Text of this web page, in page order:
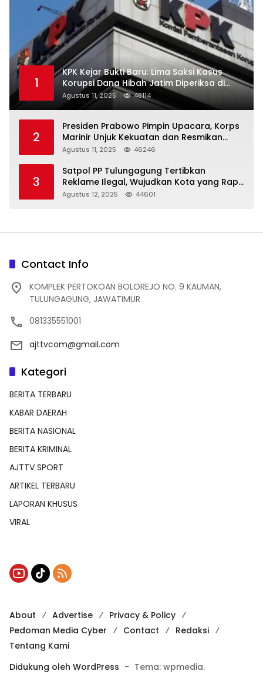
1
KPK Kejar Bukti Baru: Lima Saksi Kasus
Korupsi Dana Hibah Jatim Diperiksa di
Trenggalek
Agustus 11, 2025 48114
2
Presiden Prabowo Pimpin Upacara, Korps
Marinir Unjuk Kekuatan dan Resmikan
Struktur Baru
Agustus 11, 2025 46246
3
Satpol PP Tulungagung Tertibkan
Reklame Ilegal, Wujudkan Kota yang Rapi
dan Indah
Agustus 12, 2025 44601
Contact Info
KOMPLEK PERTOKOAN BOLOREJO NO. 9 KAUMAN,
TULUNGAGUNG, JAWATIMUR
081335551001
ajttvcom@gmail.com
Kategori
BERITA TERBARU
KABAR DAERAH
BERITA NASIONAL
BERITA KRIMINAL
AJTTV SPORT
ARTIKEL TERBARU
LAPORAN KHUSUS
VIRAL
About Advertise
Privacy & Policy
Pedoman Media Cyber
Contact
Redaksi
Tentang Kami
Didukung oleh WordPress - Tema: wpmedia.